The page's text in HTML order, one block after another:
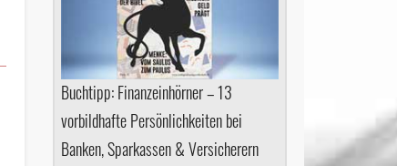
Buchtipp: Finanzeinhörner – 13
vorbildhafte Persönlichkeiten bei
Banken, Sparkassen & Versicherern